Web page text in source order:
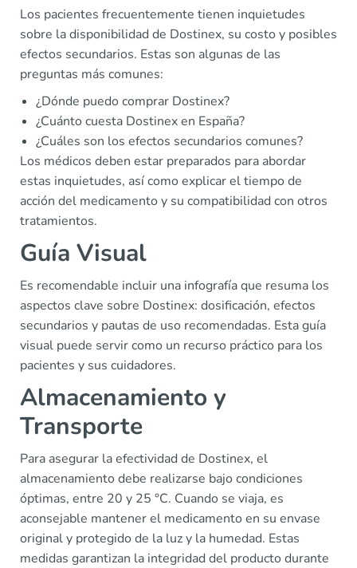
Los pacientes frecuentemente tienen inquietudes
sobre la disponibilidad de Dostinex, su costo y posibles
efectos secundarios. Estas son algunas de las
preguntas más comunes:
¿Dónde puedo comprar Dostinex?
¿Cuánto cuesta Dostinex en España?
¿Cuáles son los efectos secundarios comunes?
Los médicos deben estar preparados para abordar
estas inquietudes, así como explicar el tiempo de
acción del medicamento y su compatibilidad con otros
tratamientos.
Guía Visual
Es recomendable incluir una infografía que resuma los
aspectos clave sobre Dostinex: dosificación, efectos
secundarios y pautas de uso recomendadas. Esta guía
visual puede servir como un recurso práctico para los
pacientes y sus cuidadores.
Almacenamiento y
Transporte
Para asegurar la efectividad de Dostinex, el
almacenamiento debe realizarse bajo condiciones
óptimas, entre 20 y 25 °C. Cuando se viaja, es
aconsejable mantener el medicamento en su envase
original y protegido de la luz y la humedad. Estas
medidas garantizan la integridad del producto durante